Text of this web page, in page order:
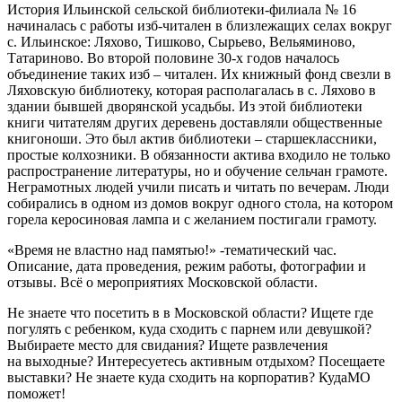
История Ильинской сельской библиотеки-филиала № 16
начиналась с работы изб-читален в близлежащих селах вокруг
с. Ильинское: Ляхово, Тишково, Сырьево, Вельяминово,
Татариново. Во второй половине 30-х годов началось
объединение таких изб – читален. Их книжный фонд свезли в
Ляховскую библиотеку, которая располагалась в с. Ляхово в
здании бывшей дворянской усадьбы. Из этой библиотеки
книги читателям других деревень доставляли общественные
книгоноши. Это был актив библиотеки – старшеклассники,
простые колхозники. В обязанности актива входило не только
распространение литературы, но и обучение сельчан грамоте.
Неграмотных людей учили писать и читать по вечерам. Люди
собирались в одном из домов вокруг одного стола, на котором
горела керосиновая лампа и с желанием постигали грамоту.
«Время не властно над памятью!» -тематический час.
Описание, дата проведения, режим работы, фотографии и
отзывы. Всё о мероприятиях Московской области.
Не знаете что посетить в в Московской области? Ищете где
погулять с ребенком, куда сходить с парнем или девушкой?
Выбираете место для свидания? Ищете развлечения
на выходные? Интересуетесь активным отдыхом? Посещаете
выставки? Не знаете куда сходить на корпоратив? КудаМО
поможет!